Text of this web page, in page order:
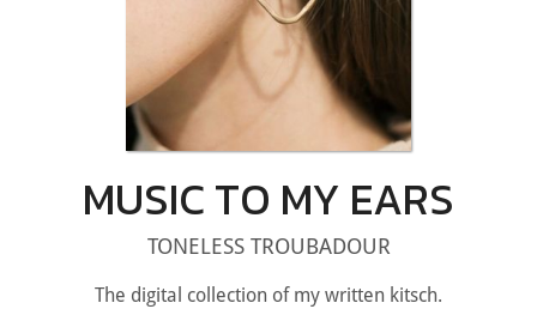
MUSIC TO MY EARS
TONELESS TROUBADOUR
The digital collection of my written kitsch.